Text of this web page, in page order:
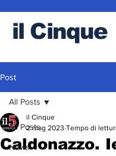
il Cinque
Post
All Posts
News
All Posts
Caldonazzo.
il Cinque
2 mag 2023 Tempo di